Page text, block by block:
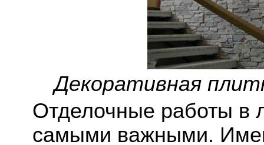
Декоративная
Отделочные работы
самыми важными.